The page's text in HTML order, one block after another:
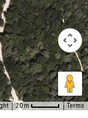
20 m Terms